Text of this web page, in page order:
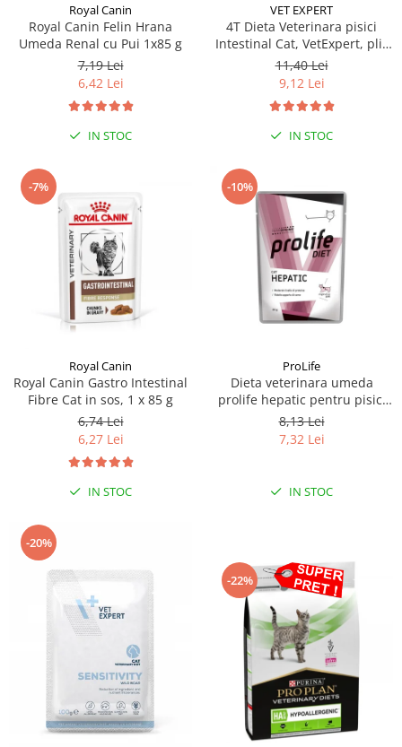
Royal Canin
Royal Canin Felin Hrana
Umeda Renal cu Pui 1x85 g
7,19 Lei
6,42 Lei
IN STOC
VET EXPERT
4T Dieta Veterinara pisici
Intestinal Cat, VetExpert, plic
100g
11,40 Lei
9,12 Lei
IN STOC
-7%
Royal Canin
Royal Canin Gastro Intestinal
Fibre Cat in sos, 1 x 85 g
6,74 Lei
6,27 Lei
IN STOC
-10%
ProLife
Dieta veterinara umeda
prolife hepatic pentru pisici
plic 1x85g
8,13 Lei
7,32 Lei
IN STOC
-20%
-22%